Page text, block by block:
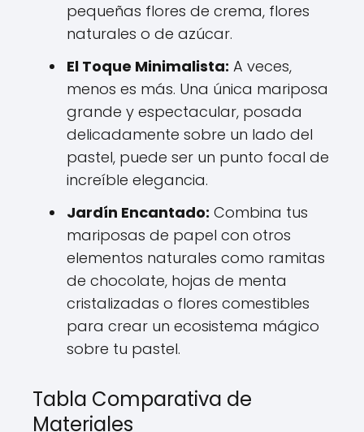
pequeñas flores de crema, flores
naturales o de azúcar.
El Toque Minimalista: A veces,
menos es más. Una única mariposa
grande y espectacular, posada
delicadamente sobre un lado del
pastel, puede ser un punto focal de
increíble elegancia.
Jardín Encantado: Combina tus
mariposas de papel con otros
elementos naturales como ramitas
de chocolate, hojas de menta
cristalizadas o flores comestibles
para crear un ecosistema mágico
sobre tu pastel.
Tabla Comparativa de
Materiales